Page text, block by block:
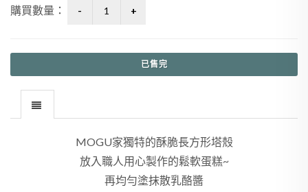
購買數量：
已售完
MOGU家獨特的酥脆長方形塔殼
放入職人用心製作的鬆軟蛋糕~
再均勻塗抹散乳酪醬